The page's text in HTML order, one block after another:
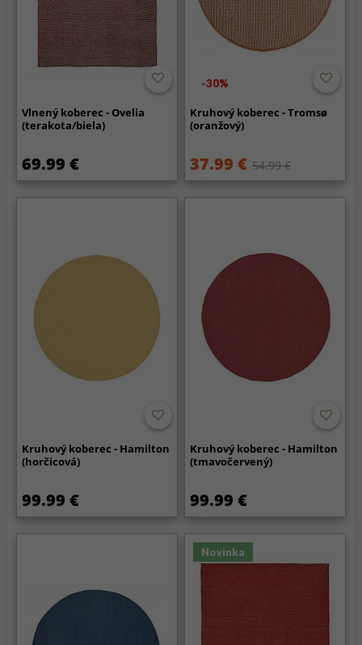
Vlnený koberec - Ovelia
(terakota/biela)
69.99 €
-30%
Kruhový koberec - Tromsø
(oranžový)
37.99 € 54.99 €
Kruhový koberec - Hamilton
(horčicová)
99.99 €
Kruhový koberec - Hamilton
(tmavočervený)
99.99 €
Novinka